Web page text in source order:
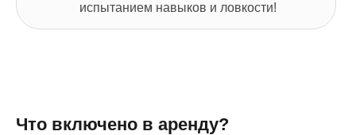
испытанием навыков и ловкости!
Что включено в аренду?